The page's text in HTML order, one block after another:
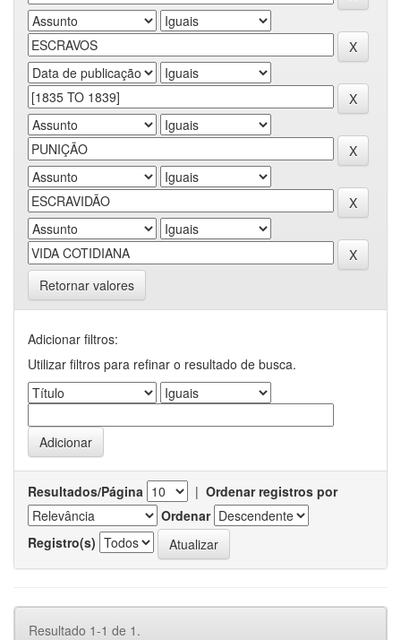
Retornar valores
Adicionar filtros:
Utilizar filtros para refinar o resultado de busca.
Resultados/Página | Ordenar registros por
Ordenar
Registro(s)
Resultado 1-1 de 1.